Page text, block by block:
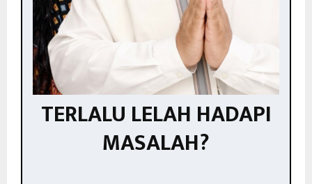
TERLALU LELAH HADAPI
MASALAH?